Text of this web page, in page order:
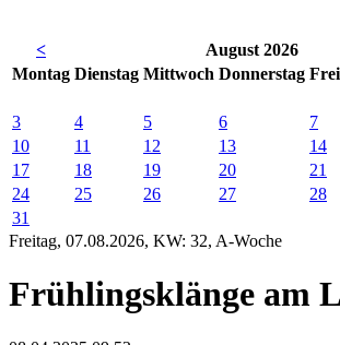
< August 2026
Montag Dienstag Mittwoch Donnerstag Fr
3
4 5 6 7
10
11 12 13 14
17
18 19 20 21
24
25 26 27 28
31
Freitag, 07.08.2026, KW: 32, A-Woche
Frühlingsklänge am